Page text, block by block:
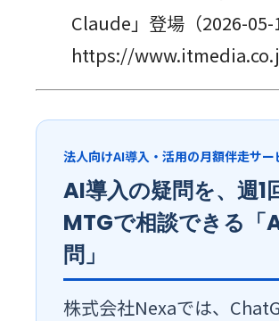
Claude」登場（2026-05-
https://
法人向けAI導入・活用の月額伴走サー
AI導入の疑問を、週1
MTGで相談できる「
問」
株式会社Nexaでは、